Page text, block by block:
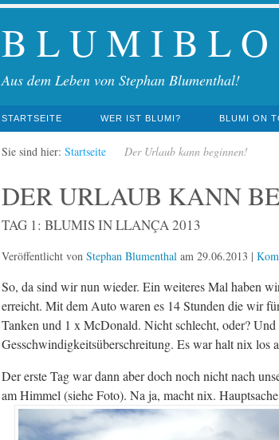
B L U M I B L O
Aus dem Leben von Stephan Blumenthal!
STARTSEITE WER IST BLUMI? BLUMI ON
Sie sind hier: Startseite Der Urlaub kann beginnen!
DER URLAUB KANN
TAG 1: BLUMIS IN LLANÇA 2013
Veröffentlicht von Stephan Blumenthalam 29.06.2013 |
So, da sind wir nun wieder. Ein weiteres Mal haben
erreicht. Mit dem Auto waren es 14 Stunden die wir
Tanken und 1 x McDonald. Nicht schlecht, oder? Und
Gesschwindigkeitsüberschreitung. Es war halt nix los
Der erste Tag war dann aber doch noch nicht nach
am Himmel (siehe Foto). Na ja, macht nix.